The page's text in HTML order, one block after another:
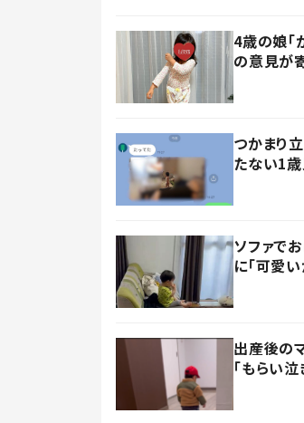
4歳の娘「
の意見が
つかまり
たない1
ソファで
に「可愛い
出産後の
「もらい